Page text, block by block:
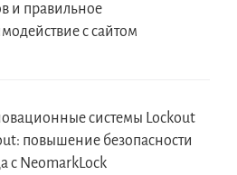
и правильное
с сайтом
системы Lockout
повышение безопасности
с NeomarkLock